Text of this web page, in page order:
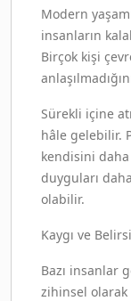
Modern
insanların
Birçok kişi
Sürekli içine
hâle gelebilir.
kendisini
duyguları
olabilir.
Kaygı ve
Bazı insanlar
zihinsel